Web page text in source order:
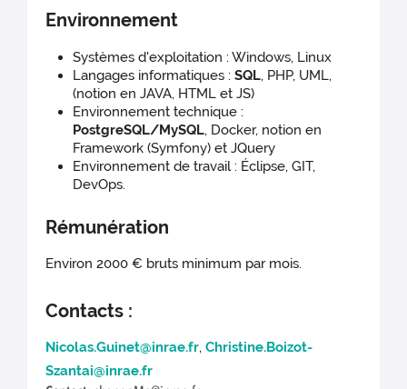
Environnement
Systèmes d'exploitation : Windows, Linux
Langages informatiques :SQL, PHP, UML,
(notion en JAVA, HTML et JS)
Environnement technique :
PostgreSQL/MySQL, Docker, notion en
Framework (Symfony) et JQuery
Environnement de travail : Éclipse, GIT,
DevOps.
Rémunération
Environ 2000 € bruts minimum par mois.
Contacts :
Nicolas.Guinet@inrae.fr,Christine.Boizot-
Szantai@inrae.fr